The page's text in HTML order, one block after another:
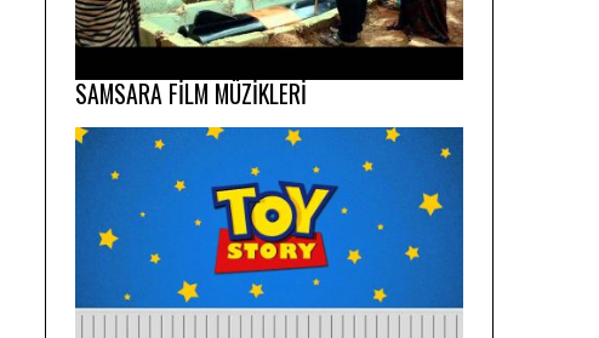
SAMSARA FİLM MÜZİKLERİ